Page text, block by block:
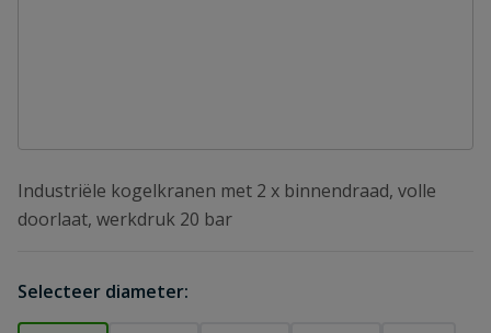
Industriële kogelkranen met 2 x binnendraad, volle
doorlaat, werkdruk 20 bar
Selecteer diameter: